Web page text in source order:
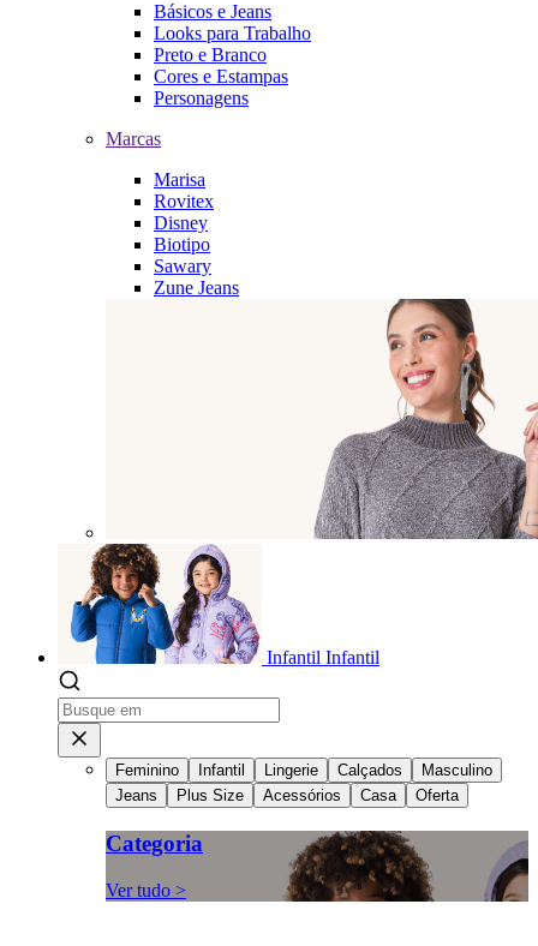
Básicos e Jeans
Looks para Trabalho
Preto e Branco
Cores e Estampas
Personagens
Marcas
Marisa
Rovitex
Disney
Biotipo
Sawary
Zune Jeans
Infantil Infantil
Feminino Infantil Lingerie Calçados
Masculino
Jeans
Plus Size Acessórios Casa Oferta
Categoria
Ver tudo >